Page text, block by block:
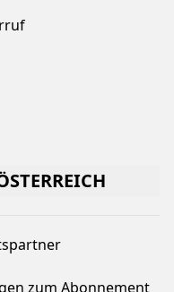
zum Abonnement